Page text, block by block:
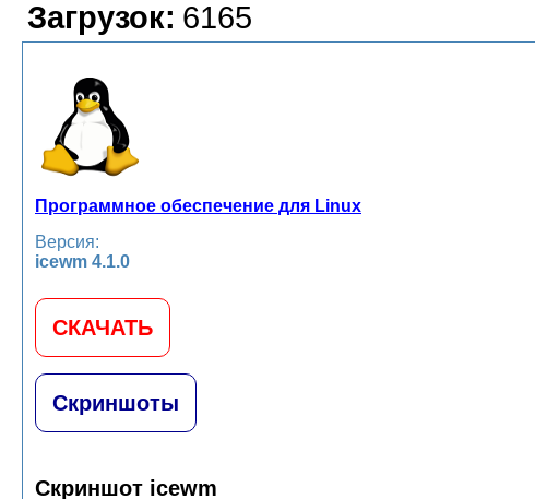
Загрузок: 6165
Программное обеспечение для Linux
Версия:
icewm 4.1.0
СКАЧАТЬ
Скриншоты
Скриншот icewm